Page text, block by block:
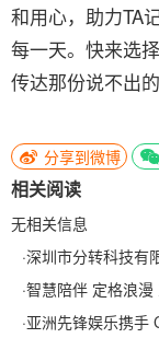
和用心，助力TA
每一天。快来选
传达那份说不出的
分享到微博
相关阅读
无相关信息
·深圳市分转科技有
·智慧陪伴 定格浪
·亚洲先锋娱乐携手